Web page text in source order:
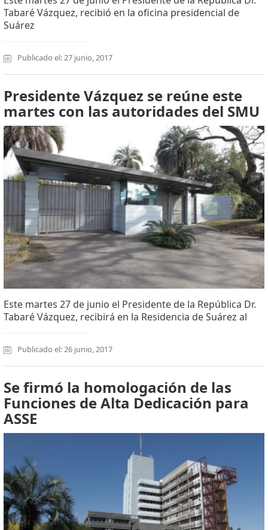
Tabaré Vázquez, recibió en la oficina presidencial de
Suárez
Publicado el: 27 junio, 2017
Presidente Vázquez se reúne este
martes con las autoridades del SMU
Este martes 27 de junio el Presidente de la República Dr.
Tabaré Vázquez, recibirá en la Residencia de Suárez al
Publicado el: 26 junio, 2017
Se firmó la homologación de las
Funciones de Alta Dedicación para
ASSE